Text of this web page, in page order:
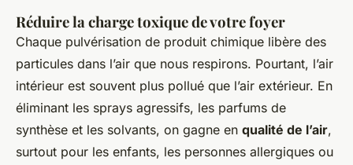
Réduire la charge toxique de votre foyer
Chaque pulvérisation de produit chimique libère des
particules dans l’air que nous respirons. Pourtant, l’air
intérieur est souvent plus pollué que l’air extérieur. En
éliminant les sprays agressifs, les parfums de
synthèse et les solvants, on gagne en qualité de l’air,
surtout pour les enfants, les personnes allergiques ou